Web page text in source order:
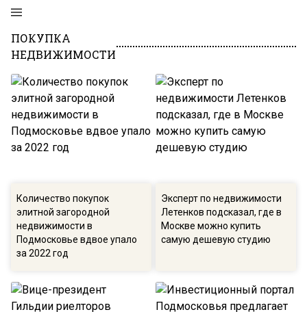
ПОКУПКА
НЕДВИЖИМОСТИ
Количество покупок
элитной загородной
недвижимости в
Подмосковье вдвое упало
за 2022 год
Эксперт по недвижимости
Летенков подсказал, где в
Москве можно купить
самую дешевую студию